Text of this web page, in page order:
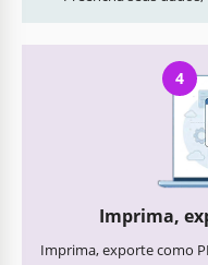
4
Imprima,
Imprima, exporte como